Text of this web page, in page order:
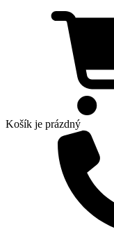
Košík je prázdný